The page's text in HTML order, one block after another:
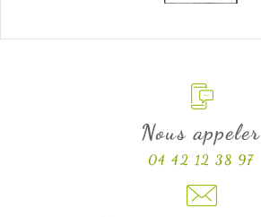
Nous appeler
04 42 12 38 97